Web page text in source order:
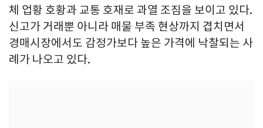
체 업황 호황과 교통 호재로 과열 조짐을 보이고 있다.
신고가 거래뿐 아니라 매물 부족 현상까지 겹치면서
경매시장에서도 감정가보다 높은 가격에 낙찰되는 사
례가 나오고 있다.